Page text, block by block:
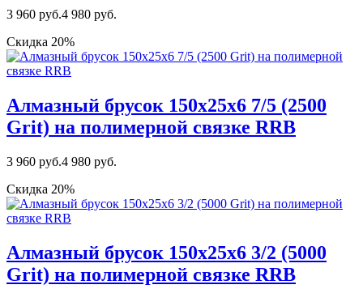
3 960 руб.4 980 руб.
Скидка 20%
Алмазный брусок 150х25х6 7/5 (2500
Grit) на полимерной связке RRB
3 960 руб.4 980 руб.
Скидка 20%
Алмазный брусок 150х25х6 3/2 (5000
Grit) на полимерной связке RRB